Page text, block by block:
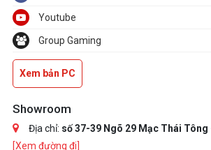
Youtube
Group Gaming
Xem bản PC
Showroom
Địa chỉ: số 37-39 Ngõ 29 Mạc Thái Tông
[Xem đường đi]